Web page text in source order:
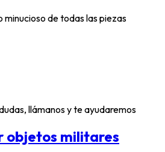
minucioso de todas las piezas
llámanos y te ayudaremos
objetos militares